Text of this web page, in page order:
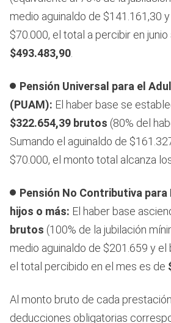
medio aguinaldo de $141.161,30
$70.000, el total a percibir en
$493.483,90
Pensión Universal para el
(PUAM): El haber base se
$322.654,39 brutos (80% del
Sumando el aguinaldo de
$70.000, el monto total alcanza
Pensión No Contributiva para
hijos o más: El haber base
brutos (100% de la jubilación
medio aguinaldo de $201.659 y el
el total percibido en el mes es de
Al monto bruto de cada
deducciones obligatorias